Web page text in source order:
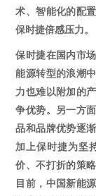
术、智能化的配
保时捷倍感压力。
保时捷在国内市
能源转型的浪潮
力也难以附加的
争优势。另一方
品和品牌优势逐
加上保时捷为坚
价、不打折的策
目前，中国新能